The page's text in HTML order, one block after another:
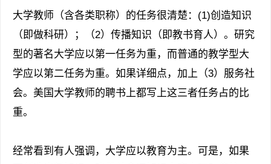
大学教师（含各类职称）的任务很清楚：(1)创造知识
（即做科研）；（2）传播知识（即教书育人）。研究
型的著名大学应以第一任务为重，而普通的教学型大
学应以第二任务为重。如果详细点，加上（3）服务社
会。美国大学教师的聘书上都写上这三者任务占的比
重。
经常看到有人强调，大学应以教育为主。可是，如果